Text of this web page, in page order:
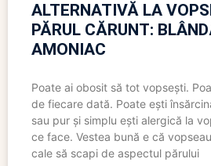
ALTERNATIVĂ LA
PĂRUL CĂRUNT:
AMONIAC
Poate ai obosit să tot vopsești.
de fiecare dată. Poate ești
sau pur și simplu ești alergică la
ce face. Vestea bună e că
cale să scapi de aspectul părului